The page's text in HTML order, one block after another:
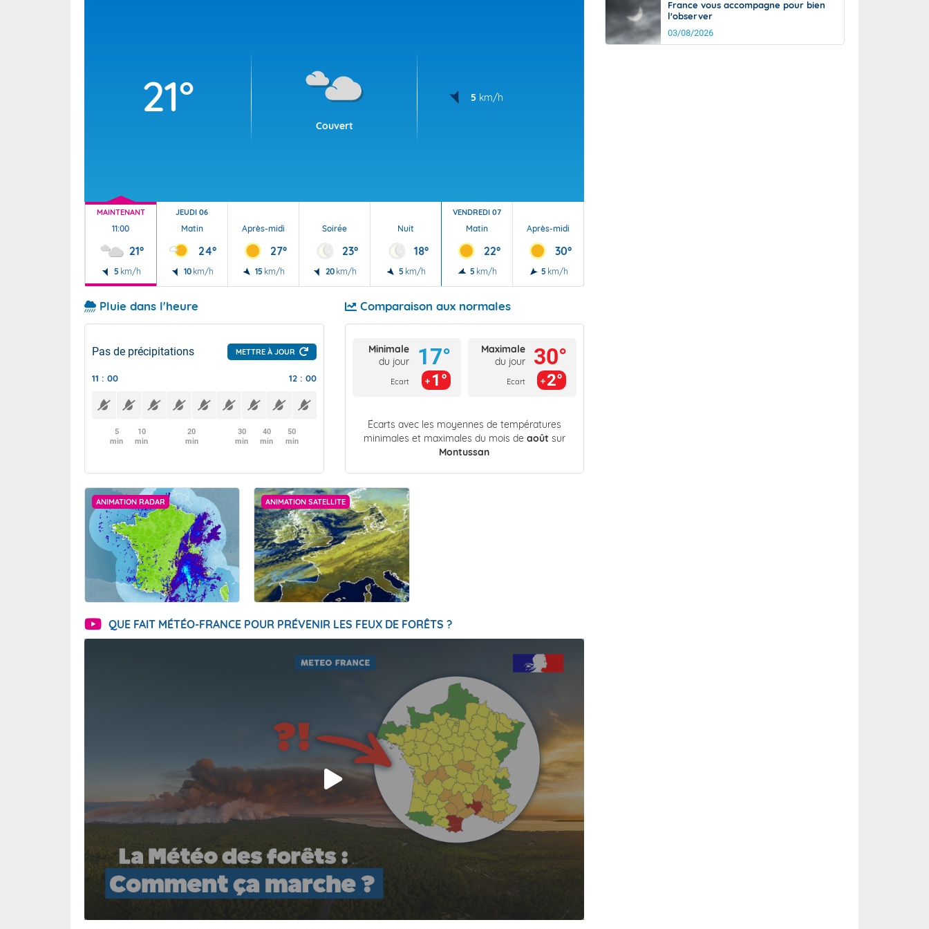
21°
Couvert
5 km/h
MAINTENANT
11:00
21°
5 km/h
JEUDI 06
Matin
24°
10 km/h
Après-midi
27°
15 km/h
Soirée
23°
20 km/h
Nuit
18°
5 km/h
VENDREDI 07
Matin
22°
5 km/h
Après-midi
30°
5 km/h
Pluie dans l'heure
Pas de précipitations METTRE À JOUR
11 : 00 12 : 00
5
min
10
min
20
min
30
min
40
min
50
min
Comparaison aux normales
Minimale
du jour
Ecart
17°
1°
Maximale
du jour
Ecart
30°
2°
Écarts avec les moyennes de températures
minimales et maximales du mois de août sur
Montussan
ANIMATION RADAR ANIMATION SATELLITE
QUE FAIT MÉTÉO-FRANCE POUR PRÉVENIR LES FEUX DE FORÊTS ?
France vous accompagne pour bien
l'observer
03/08/2026